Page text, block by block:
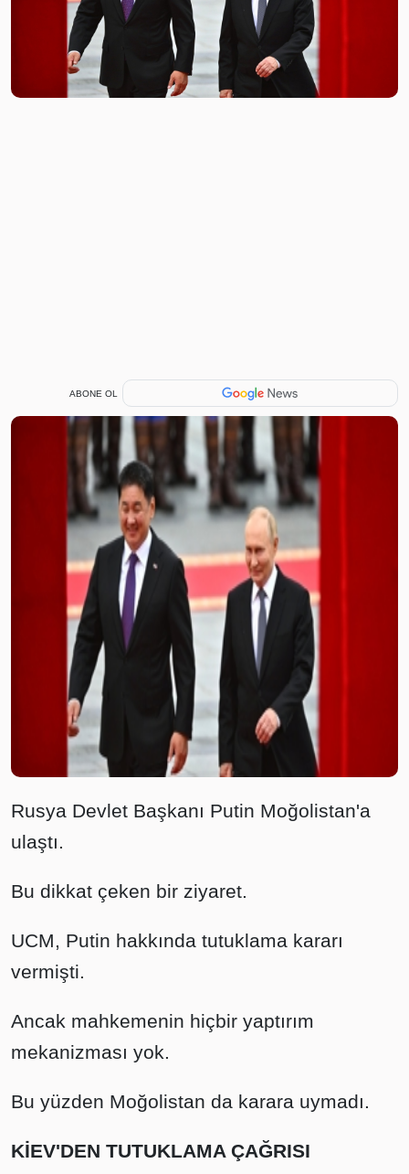
ABONE OL
Rusya Devlet Başkanı Putin Moğolistan'a
ulaştı.
Bu dikkat çeken bir ziyaret.
UCM, Putin hakkında tutuklama kararı
vermişti.
Ancak mahkemenin hiçbir yaptırım
mekanizması yok.
Bu yüzden Moğolistan da karara uymadı.
KİEV'DEN TUTUKLAMA ÇAĞRISI